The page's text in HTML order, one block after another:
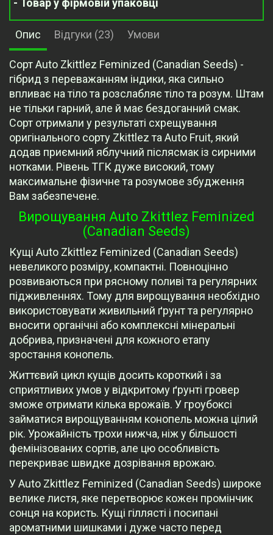
- Товар у фірмовій упаковці
Опис Відгуки (23) Умови
Сорт Auto Zkittlez Feminized (Canadian Seeds) -
гібрид з переважанням індики, яка сильно
впливає на тіло та розслабляє тіло та розум. Штам
не тільки гарний, але й має бездоганний смак.
Сорт отримали у результаті схрещування
оригінального сорту Zkittlez та Auto Fruit, який
додав приємний яблучний післясмак із сирними
нотками. Рівень ТГК дуже високий, тому
максимальне фізичне та розумове збудження
Вам забезпечене.
Вирощування Auto Zkittlez Feminized
(Canadian Seeds)
Кущі Auto Zkittlez Feminized (Canadian Seeds)
невеликого розміру, компактні. Повноцінно
розвиваються при рясному поливі та регулярних
підживленнях. Тому для вирощування необхідно
використовувати живильний ґрунт та регулярно
вносити органічні або комплексні мінеральні
добрива, призначені для кожного етапу
зростання конопель.
Життєвий цикл кущів досить короткий і за
сприятливих умов у відкритому ґрунті гровер
зможе отримати кілька врожаїв. У гроубоксі
займатися вирощуванням конопель можна цілий
рік. Урожайність трохи нижча, ніж у більшості
фемінізованих сортів, але цю особливість
перекриває швидке дозрівання врожаю.
У Auto Zkittlez Feminized (Canadian Seeds) широке
велике листя, яке перетворює кожен промінчик
сонця на користь. Кущі гіллясті і посипані
ароматними шишками і дуже часто перед